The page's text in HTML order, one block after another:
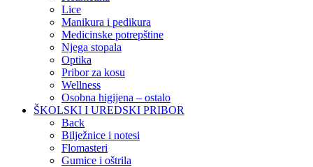
Lice
Manikura i pedikura
Medicinske potrepštine
Njega stopala
Optika
Pribor za kosu
Wellness
Osobna higijena – ostalo
ŠKOLSKI I UREDSKI PRIBOR
Back
Bilježnice i notesi
Flomasteri
Gumice i oštrila